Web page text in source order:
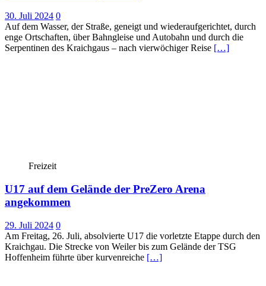
30. Juli 2024 0
Auf dem Wasser, der Straße, geneigt und wiederaufgerichtet, durch
enge Ortschaften, über Bahngleise und Autobahn und durch die
Serpentinen des Kraichgaus – nach vierwöchiger Reise […]
Freizeit
U17 auf dem Gelände der PreZero Arena
angekommen
29. Juli 2024 0
Am Freitag, 26. Juli, absolvierte U17 die vorletzte Etappe durch den
Kraichgau. Die Strecke von Weiler bis zum Gelände der TSG
Hoffenheim führte über kurvenreiche […]